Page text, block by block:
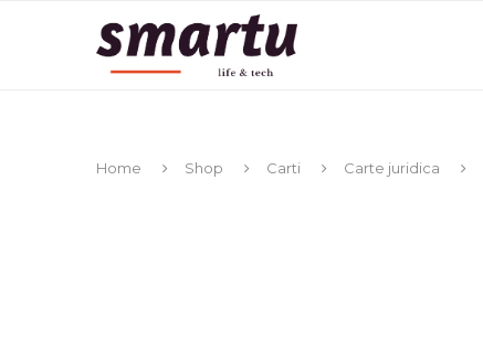
Home Shop Carti Carte juridica